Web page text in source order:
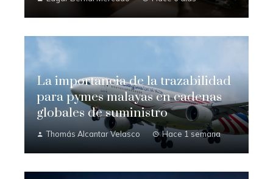
La importancia de la trazabilidad
para pymes malayas en cadenas
globales de suministro
Thomás Alcantar Velasco Hace 1 semana